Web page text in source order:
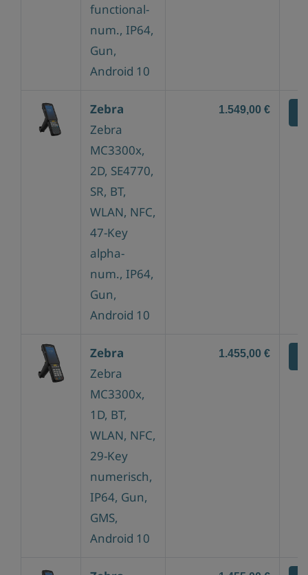
functional-
num., IP64,
Gun,
Android 10
Zebra
Zebra
MC3300x,
2D, SE4770,
SR, BT,
WLAN, NFC,
47-Key
alpha-
num., IP64,
Gun,
Android 10
1.549,00 €
Zebra
Zebra
MC3300x,
1D, BT,
WLAN, NFC,
29-Key
numerisch,
IP64, Gun,
GMS,
Android 10
1.455,00 €